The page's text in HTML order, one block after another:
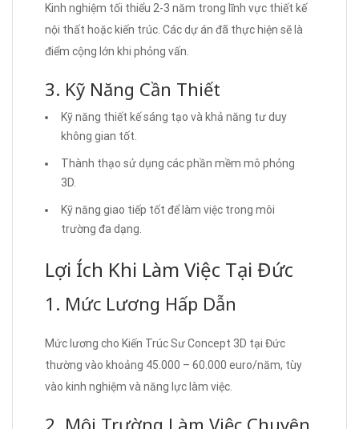
Kinh nghiệm tối thiểu 2-3 năm trong lĩnh vực thiết kế
nội thất hoặc kiến trúc. Các dự án đã thực hiện sẽ là
điểm cộng lớn khi phỏng vấn.
3. Kỹ Năng Cần Thiết
Kỹ năng thiết kế sáng tạo và khả năng tư duy
không gian tốt.
Thành thạo sử dụng các phần mềm mô phỏng
3D.
Kỹ năng giao tiếp tốt để làm việc trong môi
trường đa dạng.
Lợi Ích Khi Làm Việc Tại Đức
1. Mức Lương Hấp Dẫn
Mức lương cho Kiến Trúc Sư Concept 3D tại Đức
thường vào khoảng 45.000 – 60.000 euro/năm, tùy
vào kinh nghiệm và năng lực làm việc.
2. Môi Trường Làm Việc Chuyên